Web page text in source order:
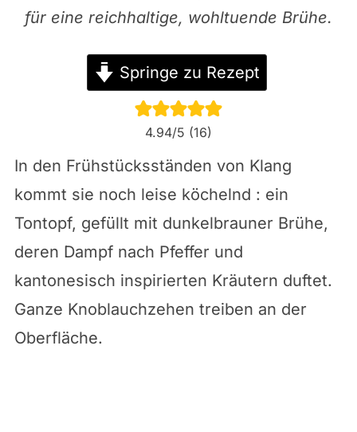
für eine reichhaltige, wohltuende Brühe.
Springe zu Rezept
4.94/5 (16)
In den Frühstücksständen von Klang
kommt sie noch leise köchelnd : ein
Tontopf, gefüllt mit dunkelbrauner Brühe,
deren Dampf nach Pfeffer und
kantonesisch inspirierten Kräutern duftet.
Ganze Knoblauchzehen treiben an der
Oberfläche.